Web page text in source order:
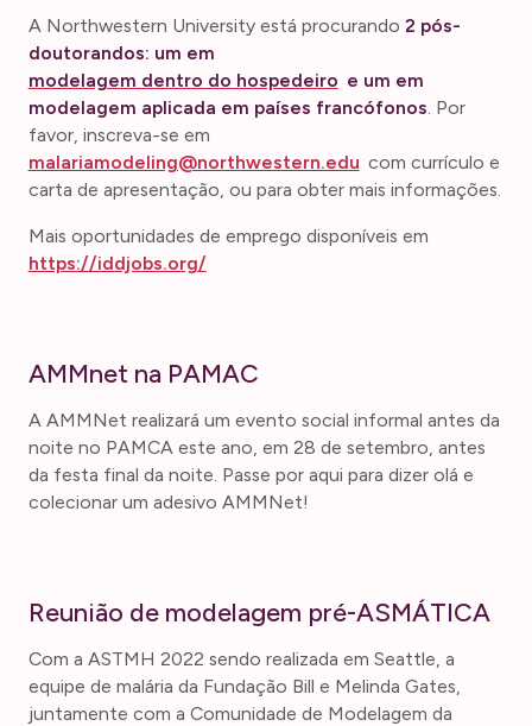
A Northwestern University está procurando 2 pós-
doutorandos: um em
modelagem dentro do hospedeiro e um em
modelagem aplicada em países francófonos. Por
favor, inscreva-se em
malariamodeling@northwestern.edu com currículo e
carta de apresentação, ou para obter mais informações.
Mais oportunidades de emprego disponíveis em
https://iddjobs.org/
AMMnet na PAMAC
A AMMNet realizará um evento social informal antes da
noite no PAMCA este ano, em 28 de setembro, antes
da festa final da noite. Passe por aqui para dizer olá e
colecionar um adesivo AMMNet!
Reunião de modelagem pré-ASMÁTICA
Com a ASTMH 2022 sendo realizada em Seattle, a
equipe de malária da Fundação Bill e Melinda Gates,
juntamente com a Comunidade de Modelagem da